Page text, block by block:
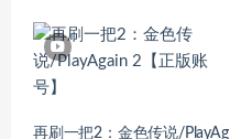
再刷一把2：金色传说/PlayAg